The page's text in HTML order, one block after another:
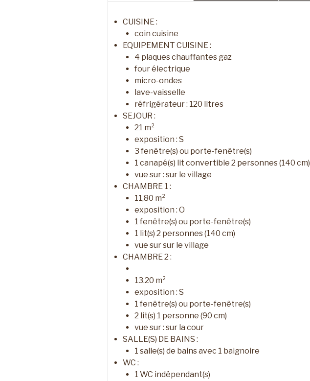
CUISINE :
coin cuisine
EQUIPEMENT CUISINE :
4 plaques chauffantes gaz
four électrique
micro-ondes
lave-vaisselle
réfrigérateur : 120 litres
SEJOUR :
21 m²
exposition : S
3 fenêtre(s) ou porte-fenêtre(s)
1 canapé(s) lit convertible 2 personnes (140 cm)
vue sur : sur le village
CHAMBRE 1 :
11,80 m²
exposition : O
1 fenêtre(s) ou porte-fenêtre(s)
1 lit(s) 2 personnes (140 cm)
vue sursur le village
CHAMBRE 2 :
13.20 m²
exposition : S
1 fenêtre(s) ou porte-fenêtre(s)
2 lit(s) 1 personne (90 cm)
vue sur : sur la cour
SALLE(S) DE BAINS :
1 salle(s) de bains avec 1 baignoire
WC :
1 WC indépendant(s)